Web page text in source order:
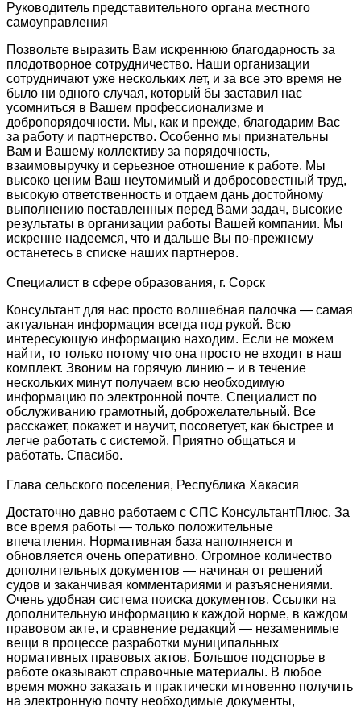
Руководитель представительного органа местного
самоуправления
Позвольте выразить Вам искреннюю благодарность за
плодотворное сотрудничество. Наши организации
сотрудничают уже нескольких лет, и за все это время не
было ни одного случая, который бы заставил нас
усомниться в Вашем профессионализме и
добропорядочности. Мы, как и прежде, благодарим Вас
за работу и партнерство. Особенно мы признательны
Вам и Вашему коллективу за порядочность,
взаимовыручку и серьезное отношение к работе. Мы
высоко ценим Ваш неутомимый и добросовестный труд,
высокую ответственность и отдаем дань достойному
выполнению поставленных перед Вами задач, высокие
результаты в организации работы Вашей компании. Мы
искренне надеемся, что и дальше Вы по-прежнему
останетесь в списке наших партнеров.
Специалист в сфере образования, г. Сорск
Консультант для нас просто волшебная палочка — самая
актуальная информация всегда под рукой. Всю
интересующую информацию находим. Если не можем
найти, то только потому что она просто не входит в наш
комплект. Звоним на горячую линию – и в течение
нескольких минут получаем всю необходимую
информацию по электронной почте. Специалист по
обслуживанию грамотный, доброжелательный. Все
расскажет, покажет и научит, посоветует, как быстрее и
легче работать с системой. Приятно общаться и
работать. Спасибо.
Глава сельского поселения, Республика Хакасия
Достаточно давно работаем с СПС КонсультантПлюс. За
все время работы — только положительные
впечатления. Нормативная база наполняется и
обновляется очень оперативно. Огромное количество
дополнительных документов — начиная от решений
судов и заканчивая комментариями и разъяснениями.
Очень удобная система поиска документов. Ссылки на
дополнительную информацию к каждой норме, в каждом
правовом акте, и сравнение редакций — незаменимые
вещи в процессе разработки муниципальных
нормативных правовых актов. Большое подспорье в
работе оказывают справочные материалы. В любое
время можно заказать и практически мгновенно получить
на электронную почту необходимые документы,